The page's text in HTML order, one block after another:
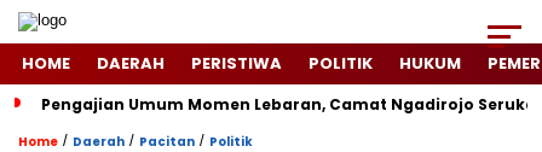
HOME DAERAH PERISTIWA POLITIK HUKUM
Pengajian Umum Momen Lebaran, Camat Ngadirojo
Home / Daerah / Pacitan / Politik